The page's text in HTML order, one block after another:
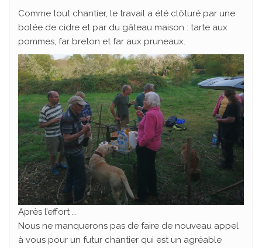
Comme tout chantier, le travail a été clôturé par une
bolée de cidre et par du gâteau maison : tarte aux
pommes, far breton et far aux pruneaux.
Après l’effort …
Nous ne manquerons pas de faire de nouveau appel
à vous pour un futur chantier qui est un agréable